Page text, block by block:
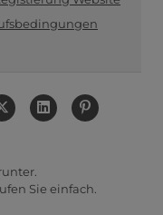
Sie einfach.